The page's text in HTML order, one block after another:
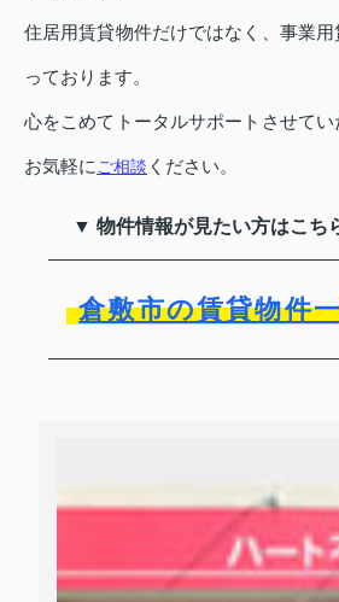
住居用賃貸物件だけではなく、事業
っております。
心をこめてトータルサポートさせて
お気軽にご相談 ください。
▼ 物件情報が見たい方はこち
倉敷市の賃貸物件